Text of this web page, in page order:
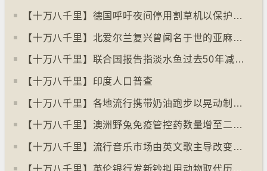
【十万八千里】德国呼吁夜间停用割草机以保护刺猬等动物
【十万八千里】北爱尔兰复兴曾闻名于世的亚麻布产业
【十万八千里】联合国报告指淡水鱼过去50年减少逾八成
【十万八千里】印度人口普查
【十万八千里】各地流行携带奶油跑步以晃动制造新鲜牛油
【十万八千里】澳洲野兔免疫管控药数量增至二亿只
【十万八千里】流行音乐市场由英文歌主导改变为多国语言歌曲
【十万八千里】英伦银行发新钞拟用动物取代历史人物